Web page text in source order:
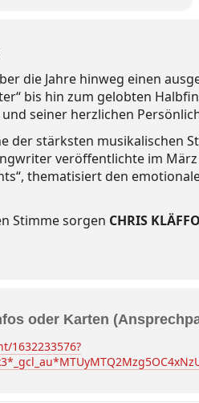
die Jahre hinweg einen
bis hin zum gelobten
seiner herzlichen
der stärksten musikalischen
veröffentlichte im März
thematisiert den
Stimme sorgen CHRIS
oder Karten
1632233576?